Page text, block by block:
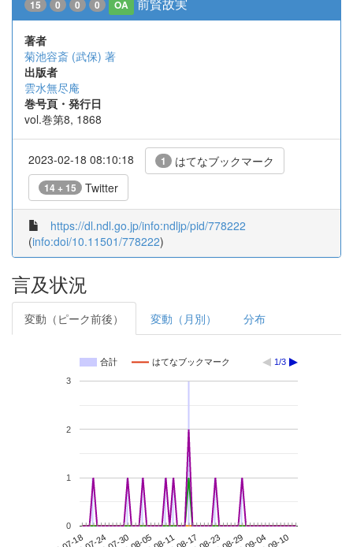
15 0 0 0 OA
著者
菊池容斎 (武保) 著
出版者
雲水無尽庵
巻号頁・発行日
vol.巻第8, 1868
2023-02-18 08:10:18 1 はてなブックマーク
14 + 15 Twitter
https://dl.ndl.go.jp/info:ndljp/pid/778222
(info:doi/10.11501/778222)
言及状況
変動（ピーク前後） 変動（月別） 分布
合計 はてなブックマーク 1/3
0
1
2
3